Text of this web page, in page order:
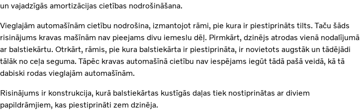
un vajadzīgās amortizācijas cietības nodrošināšana.
Vieglajām automašīnām cietību nodrošina, izmantojot rāmi, pie kura ir piestiprināts tilts. Taču šāds
risinājums kravas mašīnām nav pieejams divu iemeslu dēļ. Pirmkārt, dzinējs atrodas vienā nodalījumā
ar balstiekārtu. Otrkārt, rāmis, pie kura balstiekārta ir piestiprināta, ir novietots augstāk un tādējādi
tālāk no ceļa seguma. Tāpēc kravas automašīnā cietību nav iespējams iegūt tādā pašā veidā, kā tā
dabiski rodas vieglajām automašīnām.
Risinājums ir konstrukcija, kurā balstiekārtas kustīgās daļas tiek nostiprinātas ar diviem
papildrāmjiem, kas piestiprināti zem dzinēja.